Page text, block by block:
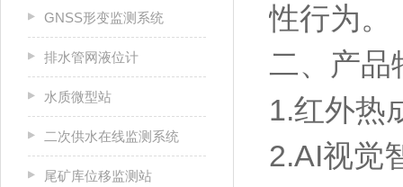
GNSS形变监测系统
排水管网液位计
水质微型站
二次供水在线监测系统
尾矿库位移监测站
性行为。
二、产品
1.红外热
2.AI视觉